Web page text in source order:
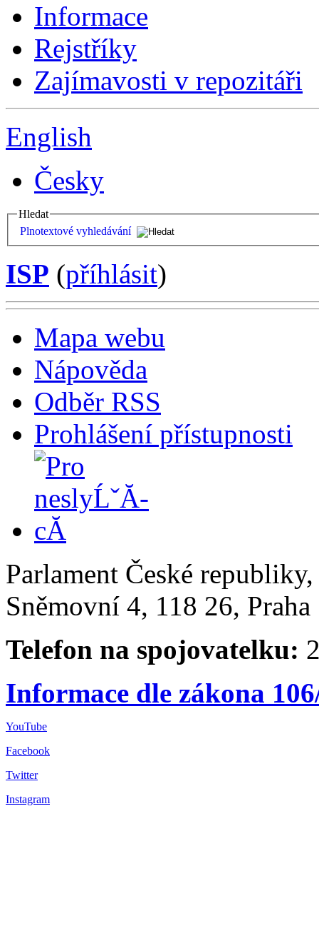
Informace
Rejstříky
Zajímavosti v repozitáři
English
Česky
Hledat
Plnotextové vyhledávání
ISP (příhlásit)
Mapa webu
Nápověda
Odběr RSS
Prohlášení přístupnosti
Parlament České
Sněmovní 4, 118 26,
Telefon na spojovatelku:
Informace dle zákona
YouTube
Facebook
Twitter
Instagram